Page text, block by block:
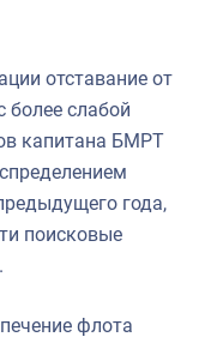
отставание от
более слабой
капитана БМРТ
года,
поисковые
флота